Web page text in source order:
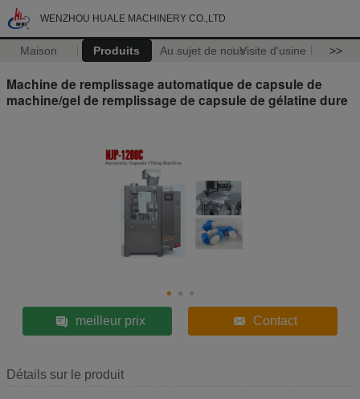
WENZHOU HUALE MACHINERY CO.,LTD
Maison Produits Au sujet de nousVisite d'usine >>
Machine de remplissage automatique de capsule de
machine/gel de remplissage de capsule de gélatine dure
meilleur prix Contact
Détails sur le produit